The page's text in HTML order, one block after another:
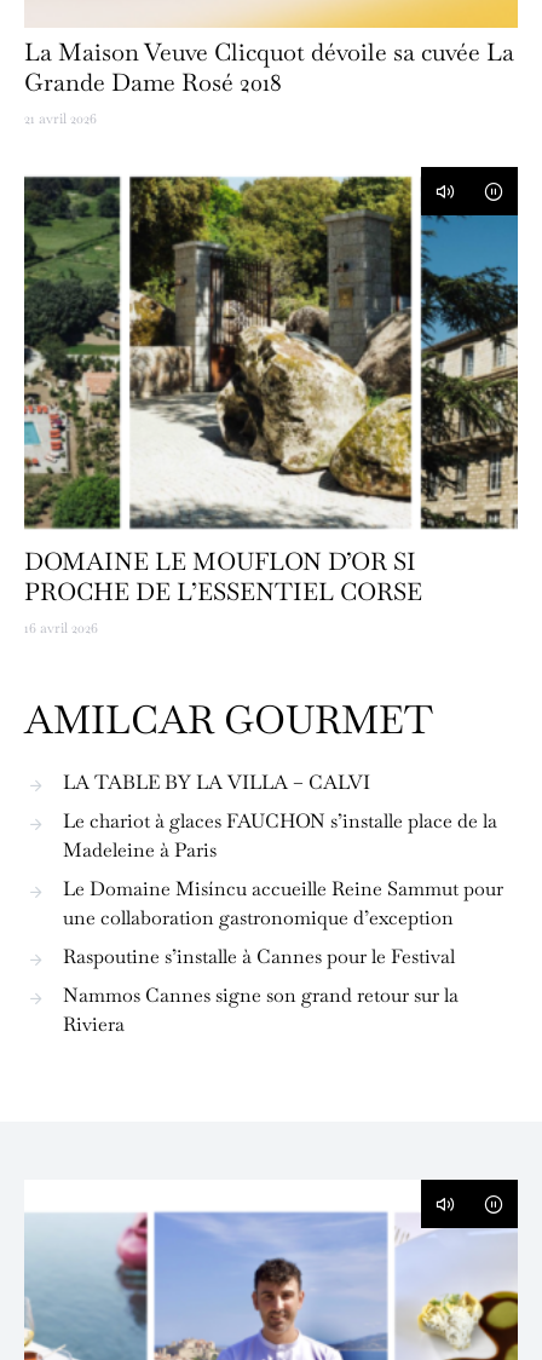
La Maison Veuve Clicquot dévoile sa cuvée La
Grande Dame Rosé 2018
21 avril 2026
DOMAINE LE MOUFLON D’OR SI
PROCHE DE L’ESSENTIEL CORSE
16 avril 2026
AMILCAR GOURMET
LA TABLE BY LA VILLA – CALVI
Le chariot à glaces FAUCHON s’installe place de la
Madeleine à Paris
Le Domaine Misíncu accueille Reine Sammut pour
une collaboration gastronomique d’exception
Raspoutine s’installe à Cannes pour le Festival
Nammos Cannes signe son grand retour sur la
Riviera